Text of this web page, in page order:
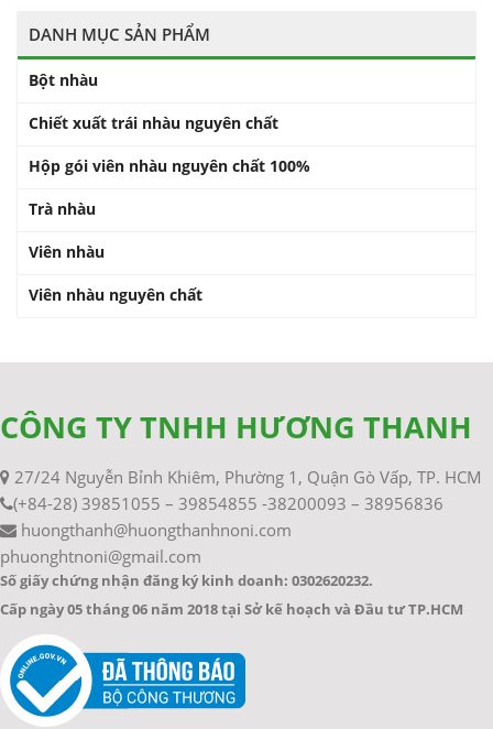
DANH MỤC SẢN PHẨM
Bột nhàu
Chiết xuất trái nhàu nguyên chất
Hộp gói viên nhàu nguyên chất 100%
Trà nhàu
Viên nhàu
Viên nhàu nguyên chất
CÔNG TY TNHH HƯƠNG THANH
27/24 Nguyễn Bỉnh Khiêm, Phường 1, Quận Gò Vấp, TP. HCM
(+84-28) 39851055 – 39854855 -38200093 – 38956836
huongthanh@huongthanhnoni.com
phuonghtnoni@gmail.com
Số giấy chứng nhận đăng ký kinh doanh: 0302620232.
Cấp ngày 05 tháng 06 năm 2018 tại Sở kế hoạch và Đầu tư TP.HCM